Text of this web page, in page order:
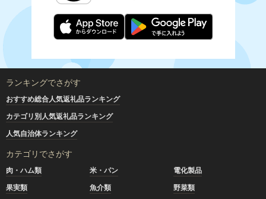
ランキングでさがす
おすすめ総合人気返礼品ランキング
カテゴリ別人気返礼品ランキング
人気自治体ランキング
カテゴリでさがす
肉・ハム類 米・パン
電化製品
果実類
魚介類
野菜類